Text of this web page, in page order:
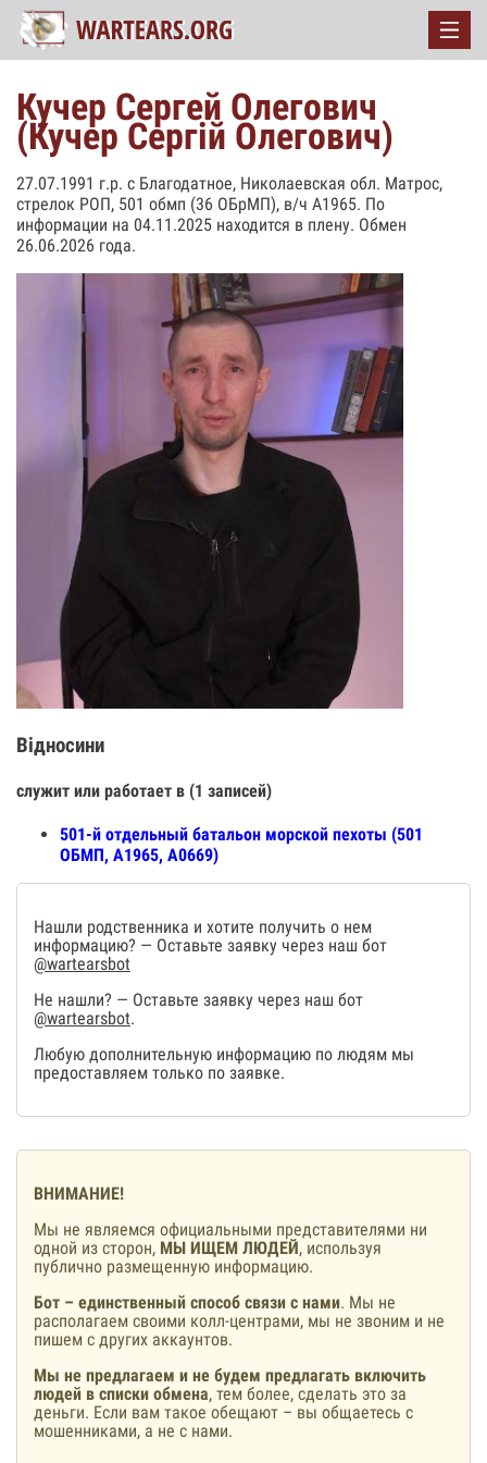
Кучер Сергей Олегович
(Кучер Сергій Олегович)
27.07.1991 г.р. с Благодатное, Николаевская обл. Матрос,
стрелок РОП, 501 обмп (36 ОБрМП), в/ч А1965. По
информации на 04.11.2025 находится в плену. Обмен
26.06.2026 года.
Відносини
служит или работает в (1 записей)
501-й отдельный батальон морской пехоты (501
ОБМП, А1965, А0669)
Нашли родственника и хотите получить о нем
информацию? — Оставьте заявку через наш бот
@wartearsbot
Не нашли? — Оставьте заявку через наш бот
@wartearsbot.
Любую дополнительную информацию по людям мы
предоставляем только по заявке.
ВНИМАНИЕ!
Мы не являемся официальными представителями ни
одной из сторон, МЫ ИЩЕМ ЛЮДЕЙ, используя
публично размещенную информацию.
Бот – единственный способ связи с нами. Мы не
располагаем своими колл-центрами, мы не звоним и не
пишем с других аккаунтов.
Мы не предлагаем и не будем предлагать включить
людей в списки обмена, тем более, сделать это за
деньги. Если вам такое обещают – вы общаетесь с
мошенниками, а не с нами.